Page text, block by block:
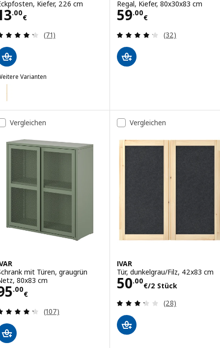
Kiefer, 226 cm
.00
€13.00€
Bewertungen: 4.3 von 5 Sternen. Bewertungen
(71)
Varianten
Regal, Kiefer, 80x30x83 cm
59.00
€
Preis 59.00€
Bewertungen:
(32)
Vergleichen
mit Türen, graugrün
80x83 cm
.00
€95.00€
Bewertungen: 4.3 von 5 Sternen. Bewertungen
(107)
Vergleichen
IVAR
Tür, dunkelgrau/Filz, 42x83 cm
50.00
€/2 Stück
Preis 50.00€/2
Bewertungen:
(28)